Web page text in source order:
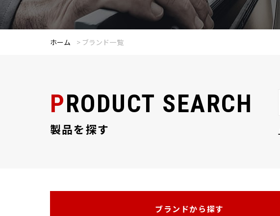
ホーム > ブランド一覧
PRODUCT SEARCH
製品を探す
ブランドから探す